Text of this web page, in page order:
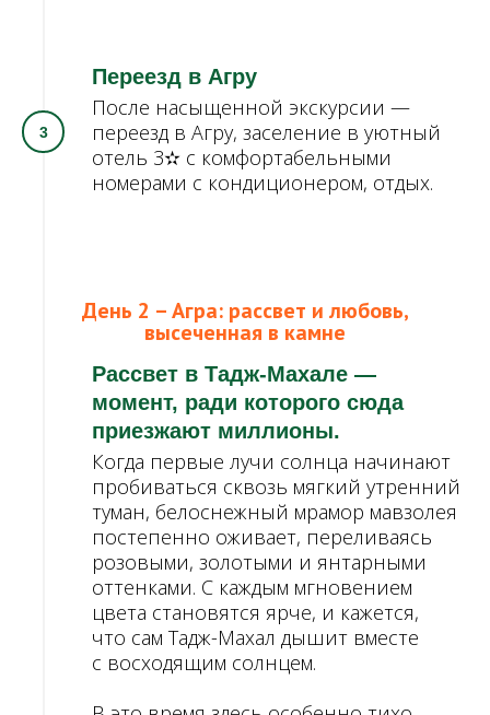
Переезд в Агру
После насыщенной экскурсии —
переезд в Агру, заселение в уютный
отель 3✫ с комфортабельными
номерами с кондиционером, отдых.
День 2 – Агра: рассвет и любовь,
высеченная в камне
Рассвет в Тадж-Махале —
момент, ради которого сюда
приезжают миллионы.
Когда первые лучи солнца начинают
пробиваться сквозь мягкий утренний
туман, белоснежный мрамор мавзолея
постепенно оживает, переливаясь
розовыми, золотыми и янтарными
оттенками. С каждым мгновением
цвета становятся ярче, и кажется,
что сам Тадж-Махал дышит вместе
с восходящим солнцем.